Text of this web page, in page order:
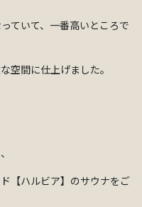
ていて、一番高いところで
空間に仕上げました。
【ハルビア】のサウナをご